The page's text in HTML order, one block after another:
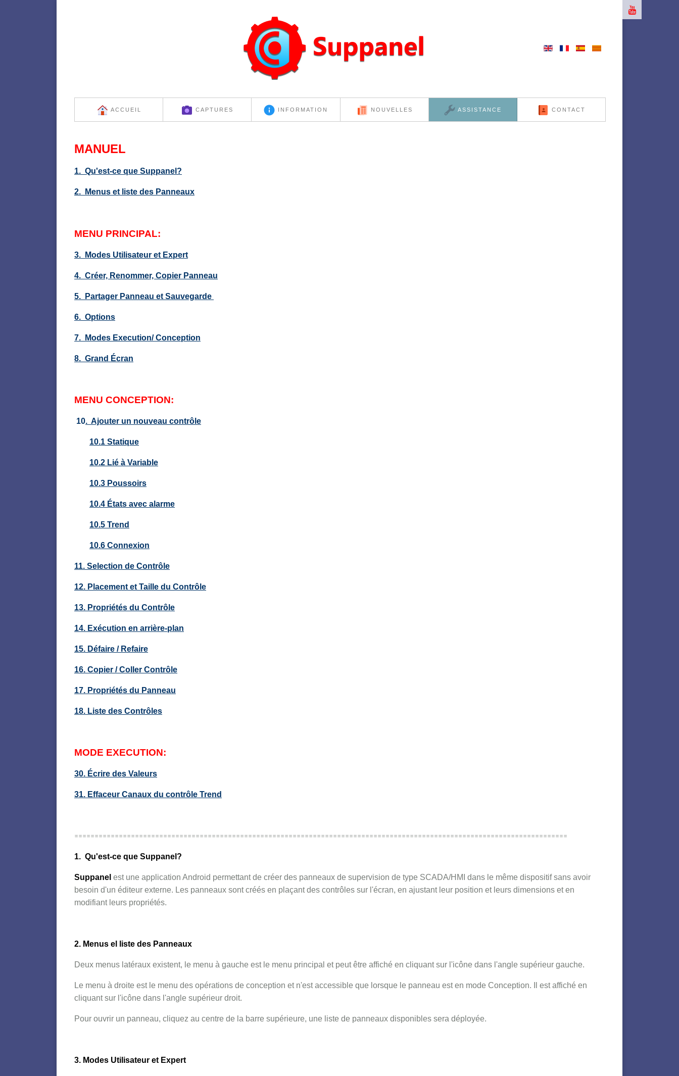
ACCUEIL CAPTURES INFORMATION NOUVELLES ASSISTANCE CONTACT
MANUEL
1. Qu'est-ce que Suppanel?
2. Menus et liste des Panneaux
MENU PRINCIPAL:
3. Modes Utilisateur et Expert
4. Créer, Renommer, Copier Panneau
5. Partager Panneau et Sauvegarde
6. Options
7. Modes Execution/ Conception
8. Grand Écran
MENU CONCEPTION:
10. Ajouter un nouveau contrôle
10.1 Statique
10.2 Lié à Variable
10.3 Poussoirs
10.4 États avec alarme
10.5 Trend
10.6 Connexion
11. Selection de Contrôle
12. Placement et Taille du Contrôle
13. Propriétés du Contrôle
14. Exécution en arrière-plan
15. Défaire / Refaire
16. Copier / Coller Contrôle
17. Propriétés du Panneau
18. Liste des Contrôles
MODE EXECUTION:
30. Écrire des Valeurs
31. Effaceur Canaux du contrôle Trend
==========================================================================================================================
1. Qu'est-ce que Suppanel?
Suppanel est une application Android permettant de créer des panneaux de supervision de type SCADA/HMI dans le même dispositif sans avoir
besoin d'un éditeur externe. Les panneaux sont créés en plaçant des contrôles sur l'écran, en ajustant leur position et leurs dimensions et en
modifiant leurs propriétés.
2. Menus el liste des Panneaux
Deux menus latéraux existent, le menu à gauche est le menu principal et peut être affiché en cliquant sur l'icône dans l'angle supérieur gauche.
Le menu à droite est le menu des opérations de conception et n'est accessible que lorsque le panneau est en mode Conception. Il est affiché en
cliquant sur l'icône dans l'angle supérieur droit.
Pour ouvrir un panneau, cliquez au centre de la barre supérieure, une liste de panneaux disponibles sera déployée.
3. Modes Utilisateur et Expert